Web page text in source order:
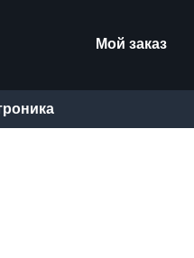
Мой заказ